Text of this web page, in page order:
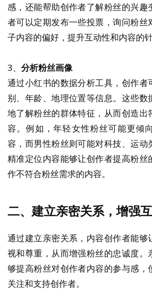
感，还能帮助创作者了解粉丝的兴趣
者可以定期发布一些投票，询问粉丝
子内容的偏好，提升互动性和内容的针
3、 分析粉丝画像
通过小红书的数据分析工具，创作者
别、年龄、地理位置等信息。这些数
地了解粉丝的群体特征，从而创造出
容。例如，年轻女性粉丝可能更倾
容，而男性粉丝则可能对科技、运动
精准定位内容能够让创作者提高粉丝
作不符合粉丝需求的内容。
二、建立亲密关系，增强
通过建立亲密关系，内容创作者能够
视和尊重，从而增强粉丝的忠诚度。
够提高粉丝对创作者内容的参与感，
关注和支持创作者。